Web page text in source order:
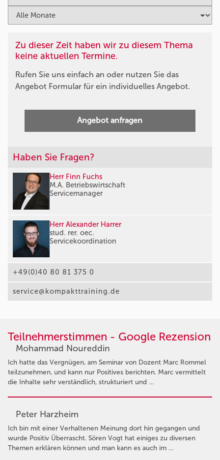
Zu dieser Zeit haben wir zu diesem Thema
keine aktuellen Termine.
Rufen Sie uns einfach an oder nutzen Sie das
Angebot Formular für ein individuelles Angebot.
Angebot anfragen
Haben Sie Fragen?
Herr Finn Fuchs
M.A. Betriebswirtschaft
Servicemanager
Herr Alexander Harrer
stud. rer. oec.
Servicekoordination
+49(0)40 80 81 375 0
service@kompakttraining.de
Teilnehmerstimmen - Google Rezension
Mohammad Noureddin
Ich hatte das Vergnügen, am Seminar von Dozent Marc Rommel
teilzunehmen, und kann nur Positives berichten. Marc vermittelt
die Inhalte sehr verständlich, strukturiert und …
Peter Harzheim
Ich bin mit einer Verhaltenen Meinung dort hin gegangen und
wurde Positiv Überrascht. Sören Vogt hat einiges zu diversen
Themen erklären können und man kann es auch im …